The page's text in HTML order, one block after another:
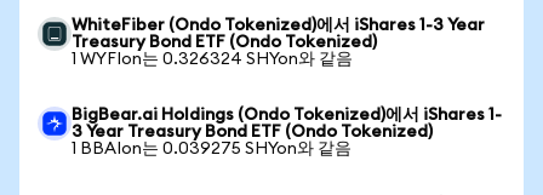
WhiteFiber (Ondo Tokenized)에서 iShares 1-3 Year
Treasury Bond ETF (Ondo Tokenized)
1 WYFIon는 0.326324 SHYon와 같음
BigBear.ai Holdings (Ondo Tokenized)에서 iShares 1-
3 Year Treasury Bond ETF (Ondo Tokenized)
1 BBAIon는 0.039275 SHYon와 같음